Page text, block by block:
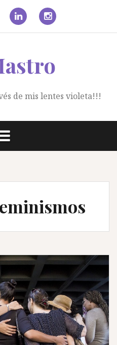
LinkedinInstagram
de mis lentes violeta!!!